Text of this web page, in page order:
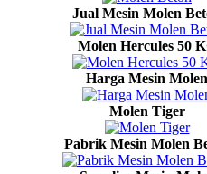
Jual Mesin Molen
Molen Hercules 50
Harga Mesin Molen
Molen Tiger
Pabrik Mesin Molen